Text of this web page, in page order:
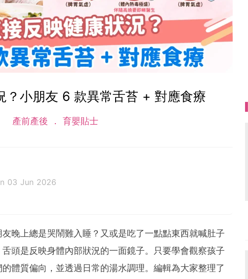
？小朋友 6 款異常舌苔 + 對應食療
產前產後 育嬰貼士
03 Jun 2026
晚上總是哭鬧難入睡？又或是吃了一點點東西就喊肚子
頭是反映身體內部狀況的一面鏡子。只要學會觀察孩子
體質偏向，並透過日常的湯水調理。編輯為大家整理了